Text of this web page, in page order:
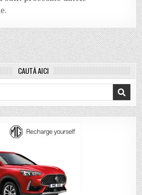
.
CAUTĂ AICI